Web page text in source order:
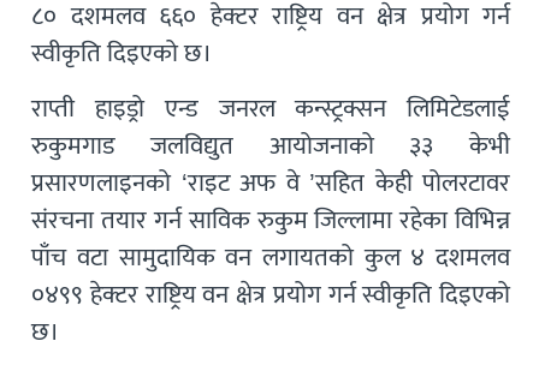
८० दशमलव ६६० हेक्टर राष्ट्रिय वन क्षेत्र प्रयोग गर्न
स्वीकृति दिइएको छ।
राप्ती हाइड्रो एन्ड जनरल कन्स्ट्रक्सन लिमिटेडलाई
रुकुमगाड जलविद्युत आयोजनाको ३३ केभी
प्रसारणलाइनको ‘राइट अफ वे ’सहित केही पोलरटावर
संरचना तयार गर्न साविक रुकुम जिल्लामा रहेका विभिन्न
पाँच वटा सामुदायिक वन लगायतको कुल ४ दशमलव
०४९९ हेक्टर राष्ट्रिय वन क्षेत्र प्रयोग गर्न स्वीकृति दिइएको
छ।